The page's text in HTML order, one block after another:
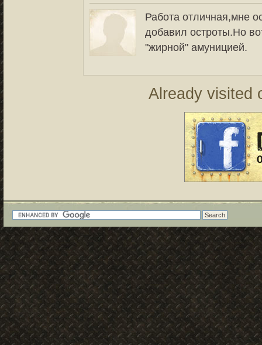
Работа отличная,мне
добавил остроты.Но
"жирной" амуницией.
Already visited